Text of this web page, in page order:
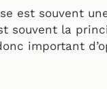
est souvent
souvent la
important